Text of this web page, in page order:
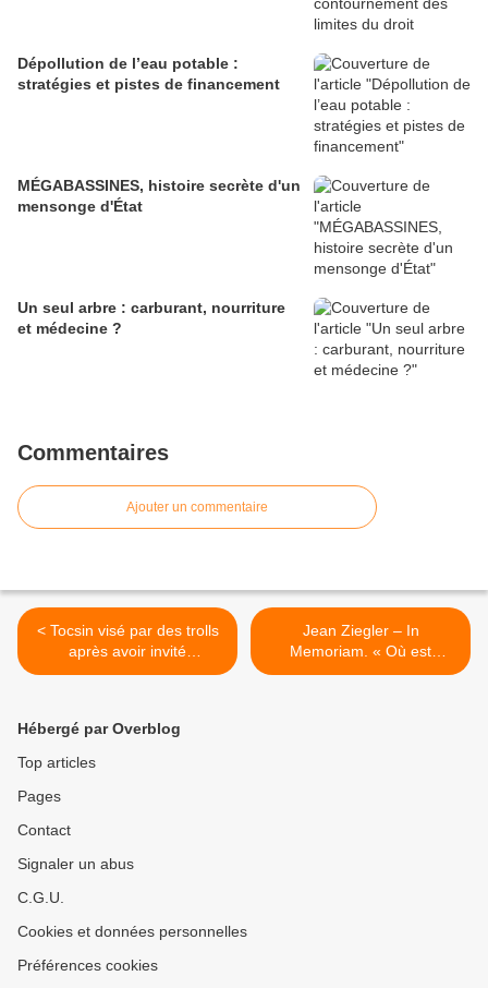
Dépollution de l’eau potable :
stratégies et pistes de financement
MÉGABASSINES, histoire secrète d'un
mensonge d'État
Un seul arbre : carburant, nourriture
et médecine ?
Commentaires
Ajouter un commentaire
< Tocsin visé par des trolls
après avoir invité
l'Ambassadeur russe !
Jean Ziegler – In
Memoriam. « Où est
l’espoir ? » >
Hébergé par Overblog
Top articles
Pages
Contact
Signaler un abus
C.G.U.
Cookies et données personnelles
Préférences cookies